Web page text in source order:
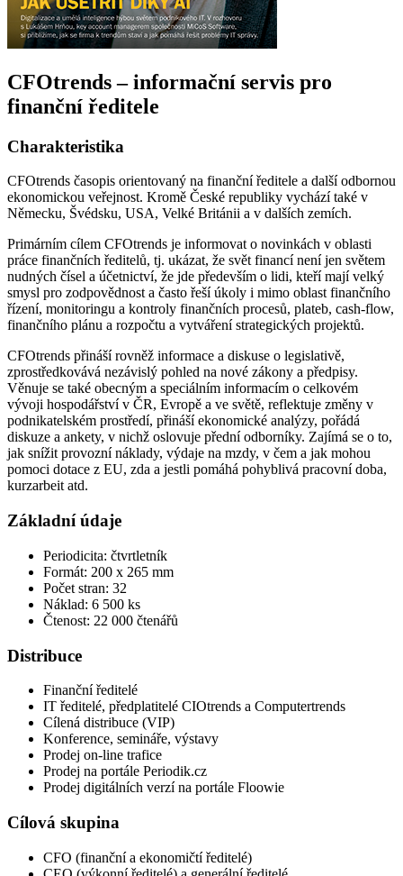
CFOtrends – informační servis pro
finanční ředitele
Charakteristika
CFOtrends časopis orientovaný na finanční ředitele a další odbornou
ekonomickou veřejnost. Kromě České republiky vychází také v
Německu, Švédsku, USA, Velké Británii a v dalších zemích.
Primárním cílem CFOtrends je informovat o novinkách v oblasti
práce finančních ředitelů, tj. ukázat, že svět financí není jen světem
nudných čísel a účetnictví, že jde především o lidi, kteří mají velký
smysl pro zodpovědnost a často řeší úkoly i mimo oblast finančního
řízení, monitoringu a kontroly finančních procesů, plateb, cash-flow,
finančního plánu a rozpočtu a vytváření strategických projektů.
CFOtrends přináší rovněž informace a diskuse o legislativě,
zprostředkovává nezávislý pohled na nové zákony a předpisy.
Věnuje se také obecným a speciálním informacím o celkovém
vývoji hospodářství v ČR, Evropě a ve světě, reflektuje změny v
podnikatelském prostředí, přináší ekonomické analýzy, pořádá
diskuze a ankety, v nichž oslovuje přední odborníky. Zajímá se o to,
jak snížit provozní náklady, výdaje na mzdy, v čem a jak mohou
pomoci dotace z EU, zda a jestli pomáhá pohyblivá pracovní doba,
kurzarbeit atd.
Základní údaje
Periodicita: čtvrtletník
Formát: 200 x 265 mm
Počet stran: 32
Náklad: 6 500 ks
Čtenost: 22 000 čtenářů
Distribuce
Finanční ředitelé
IT ředitelé, předplatitelé CIOtrends a Computertrends
Cílená distribuce (VIP)
Konference, semináře, výstavy
Prodej on-line trafice
Prodej na portále Periodik.cz
Prodej digitálních verzí na portále Floowie
Cílová skupina
CFO (finanční a ekonomičtí ředitelé)